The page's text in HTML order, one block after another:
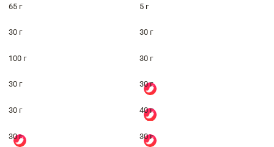
65 г 5 г
30 г 30 г
100 г 30 г
30 г 30 г
30 г 40 г
30 г 30 г